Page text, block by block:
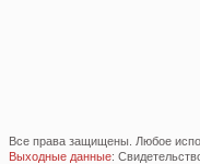
Все права защищены. Любое
Выходные данные: